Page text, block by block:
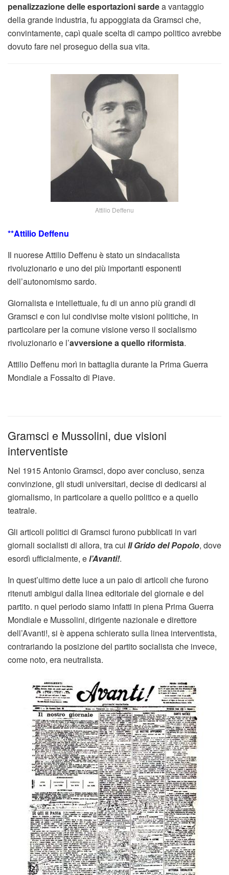
penalizzazione delle esportazioni sardea vantaggio
della grande industria, fu appoggiata da Gramsci che,
convintamente, capì quale scelta di campo politico avrebbe
dovuto fare nel proseguo della sua vita.
Attilio Deffenu
**Attilio Deffenu
Il nuorese Attilio Deffenu è stato un sindacalista
rivoluzionario e uno dei più importanti esponenti
dell’autonomismo sardo.
Giornalista e intellettuale, fu di un anno più grandi di
Gramsci e con lui condivise molte visioni politiche, in
particolare per la comune visione verso il socialismo
rivoluzionario e l’avversione a quello riformista.
Attilio Deffenu morì in battaglia durante la Prima Guerra
Mondiale a Fossalto di Piave.
Gramsci e Mussolini, due visioni
interventiste
Nel 1915 Antonio Gramsci, dopo aver concluso, senza
convinzione, gli studi universitari, decise di dedicarsi al
giornalismo, in particolare a quello politico e a quello
teatrale.
Gli articoli politici di Gramsci furono pubblicati in vari
giornali socialisti di allora, tra cui Il Grido del Popolo, dove
esordì ufficialmente, el’Avanti!.
In quest’ultimo dette luce a un paio di articoli che furono
ritenuti ambigui dalla linea editoriale del giornale e del
partito. n quel periodo siamo infatti in piena Prima Guerra
Mondiale e Mussolini, dirigente nazionale e direttore
dell’Avanti!, si è appena schierato sulla linea interventista,
contrariando la posizione del partito socialista che invece,
come noto, era neutralista.